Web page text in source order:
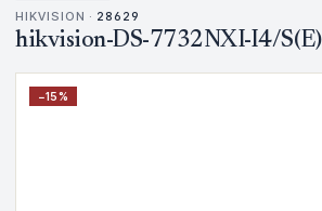
HIKVISION · 28629
hikvision-DS-7732NXI-I4/S(E)
−15%